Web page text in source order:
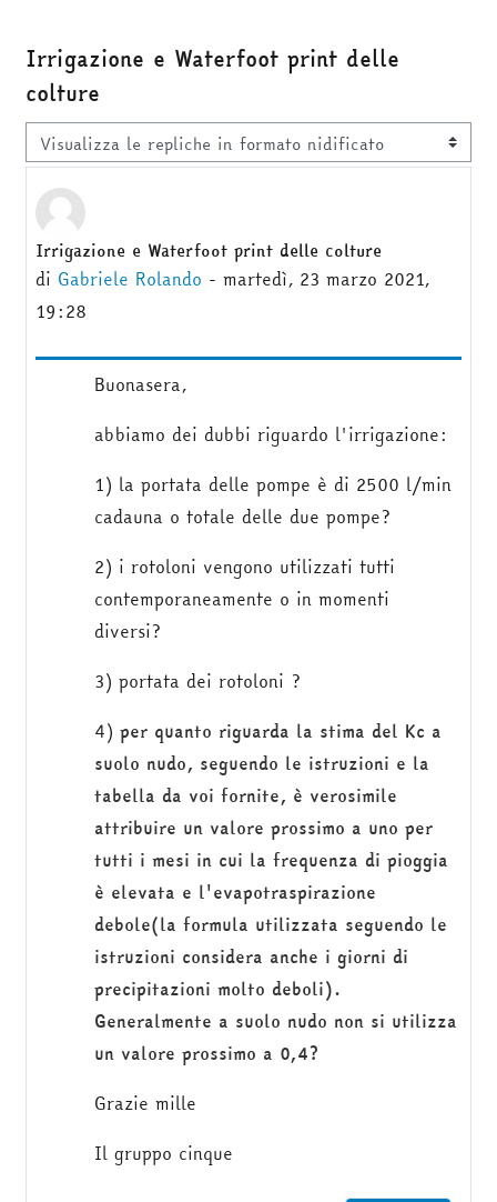
Irrigazione e Waterfoot print delle
colture
Modalità visualizzazione
Irrigazione e Waterfoot print delle colture
di Gabriele Rolando - martedì, 23 marzo 2021,
19:28
Numero di risposte: 1
Buonasera,
abbiamo dei dubbi riguardo l'irrigazione:
1) la portata delle pompe è di 2500 l/min
cadauna o totale delle due pompe?
2) i rotoloni vengono utilizzati tutti
contemporaneamente o in momenti
diversi?
3) portata dei rotoloni ?
4) per quanto riguarda la stima del Kc a
suolo nudo, seguendo le istruzioni e la
tabella da voi fornite, è verosimile
attribuire un valore prossimo a uno per
tutti i mesi in cui la frequenza di pioggia
è elevata e l'evapotraspirazione
debole(la formula utilizzata seguendo le
istruzioni considera anche i giorni di
precipitazioni molto deboli).
Generalmente a suolo nudo non si utilizza
un valore prossimo a 0,4?
Grazie mille
Il gruppo cinque